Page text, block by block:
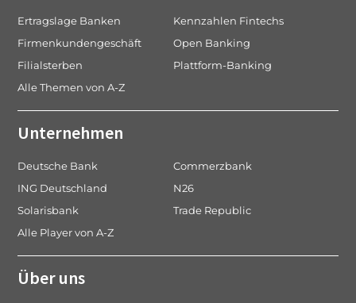
Ertragslage Banken
Kennzahlen Fintechs
Firmenkundengeschäft
Open Banking
Filialsterben
Plattform-Banking
Alle Themen von A-Z
Unternehmen
Deutsche Bank
Commerzbank
ING Deutschland
N26
Solarisbank
Trade Republic
Alle Player von A-Z
Über uns